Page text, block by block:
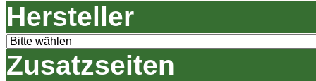
Hersteller
Zusatzseiten